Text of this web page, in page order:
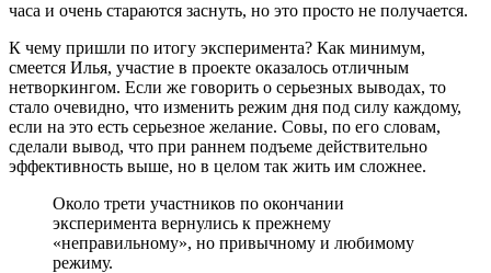
часа и очень стараются заснуть, но это просто не получается.
К чему пришли по итогу эксперимента? Как минимум,
смеется Илья, участие в проекте оказалось отличным
нетворкингом. Если же говорить о серьезных выводах, то
стало очевидно, что изменить режим дня под силу каждому,
если на это есть серьезное желание. Совы, по его словам,
сделали вывод, что при раннем подъеме действительно
эффективность выше, но в целом так жить им сложнее.
Около трети участников по окончании
эксперимента вернулись к прежнему
«неправильному», но привычному и любимому
режиму.